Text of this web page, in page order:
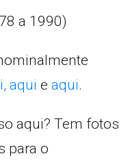
a 1990)
aqui e aqui.
aqui? Tem fotos
para o